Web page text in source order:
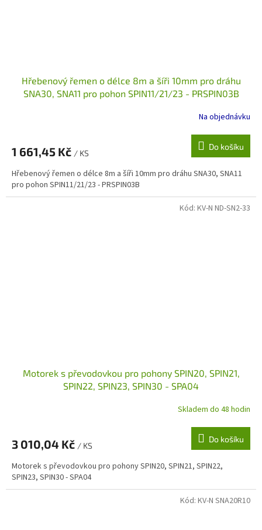
Hřebenový řemen o délce 8m a šíři 10mm pro dráhu
SNA30, SNA11 pro pohon SPIN11/21/23 - PRSPIN03B
Na objednávku
1 661,45 Kč / KS
Do košíku
Hřebenový řemen o délce 8m a šíři 10mm pro dráhu SNA30, SNA11
pro pohon SPIN11/21/23 - PRSPIN03B
Motorek s převodovkou pro pohony SPIN20, SPIN21,
SPIN22, SPIN23, SPIN30 - SPA04
Skladem do 48 hodin
3 010,04 Kč / KS
Do košíku
Motorek s převodovkou pro pohony SPIN20, SPIN21, SPIN22,
SPIN23, SPIN30 - SPA04
Kód: KV-N ND-SN2-33
Kód: KV-N SNA20R10